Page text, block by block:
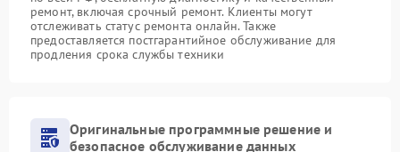
ремонт, включая срочный ремонт. Клиенты могут
отслеживать статус ремонта онлайн. Также
предоставляется постгарантийное обслуживание для
продления срока службы техники
Оригинальные программные решение и
безопасное обслуживание данных